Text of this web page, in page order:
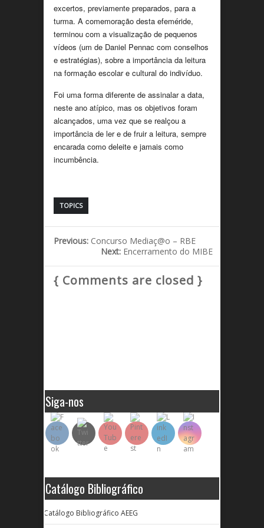
excertos, previamente preparados, para a
turma. A comemoração desta efeméride,
terminou com a visualização de pequenos
vídeos (um de Daniel Pennac com conselhos
e estratégias), sobre a importância da leitura
na formação escolar e cultural do indivíduo.
Foi uma forma diferente de assinalar a data,
neste ano atípico, mas os objetivos foram
alcançados, uma vez que se realçou a
importância de ler e de fruir a leitura, sempre
encarada como deleite e jamais como
incumbência.
TOPICS
Previous: Concurso Mediaç@o – RBE
Next: Encerramento do MIBE
{ Comments are closed }
Siga-nos
Catálogo Bibliográfico
Catálogo Bibliográfico AEEG